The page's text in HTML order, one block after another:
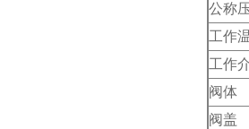
公称
工作
工作
阀体
阀盖